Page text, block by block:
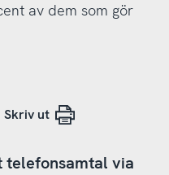
av dem som gör
Skriv ut
telefonsamtal via